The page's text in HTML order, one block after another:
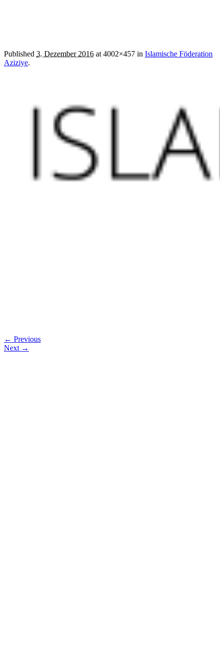
Published 3. Dezember 2016 at 4002×457 in Islamische Föderation
Aziziye.
← Previous
Next →